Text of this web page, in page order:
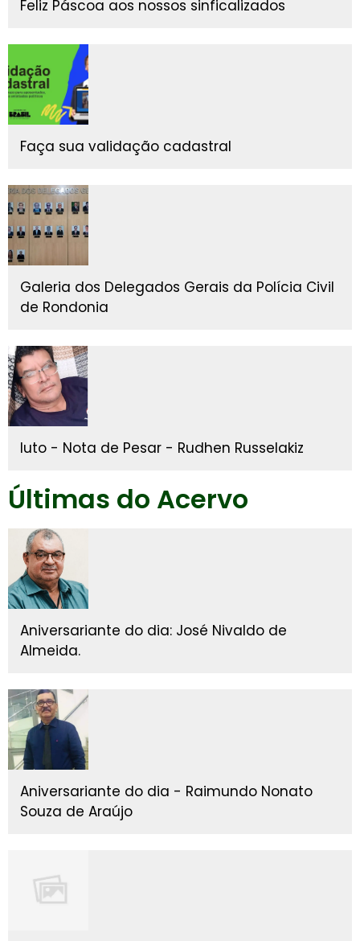
Feliz Páscoa aos nossos sinficalizados
Faça sua validação cadastral
Galeria dos Delegados Gerais da Polícia Civil
de Rondonia
luto - Nota de Pesar - Rudhen Russelakiz
Últimas do Acervo
Aniversariante do dia: José Nivaldo de
Almeida.
Aniversariante do dia - Raimundo Nonato
Souza de Araújo